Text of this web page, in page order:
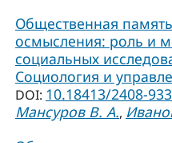
Общественная
осмысления: роль и
социальных
Социология и
DOI: 10.18413/2408-
Мансуров В. А.,